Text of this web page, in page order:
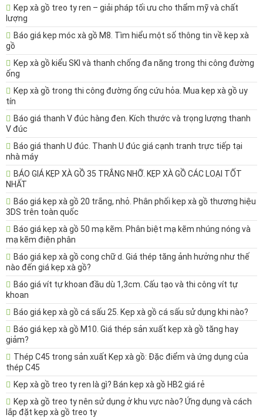
Kẹp xà gồ treo ty ren – giải pháp tối ưu cho thẩm mỹ và chất
lượng
Báo giá kẹp móc xà gồ M8. Tìm hiểu một số thông tin về kẹp xà
gồ
Kẹp xà gồ kiểu SKI và thanh chống đa năng trong thi công đường
ống
Kẹp xà gồ trong thi công đường ống cứu hỏa. Mua kẹp xà gồ uy
tín
Báo giá thanh V đúc hàng đen. Kích thước và trọng lượng thanh
V đúc
Báo giá thanh U đúc. Thanh U đúc giá cạnh tranh trực tiếp tại
nhà máy
BÁO GIÁ KẸP XÀ GỒ 35 TRẮNG NHỠ. KẸP XÀ GỒ CÁC LOẠI TỐT
NHẤT
Báo giá kẹp xà gồ 20 trắng, nhỏ. Phân phối kẹp xà gồ thương hiệu
3DS trên toàn quốc
Báo giá kẹp xà gồ 50 mạ kẽm. Phân biệt mạ kẽm nhúng nóng và
mạ kẽm điện phân
Báo giá kẹp xà gồ cong chữ d. Giá thép tăng ảnh hưởng như thế
nào đến giá kẹp xà gồ?
Báo giá vít tự khoan đầu dù 1,3cm. Cấu tạo và thi công vít tự
khoan
Báo giá kẹp xà gồ cá sấu 25. Kẹp xà gồ cá sấu sử dụng khi nào?
Báo giá kẹp xà gồ M10. Giá thép sản xuất kẹp xà gồ tăng hay
giảm?
Thép C45 trong sản xuất Kẹp xà gồ: Đặc điểm và ứng dụng của
thép C45
Kẹp xà gồ treo ty ren là gì? Bán kẹp xà gồ HB2 giá rẻ
Kẹp xà gồ treo ty nên sử dụng ở khu vực nào? Ứng dụng và cách
lắp đặt kẹp xà gồ treo ty